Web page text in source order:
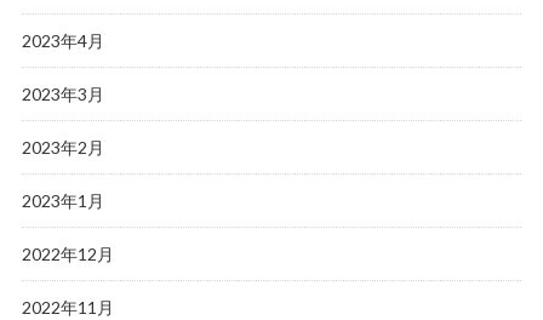
2023年4月
2023年3月
2023年2月
2023年1月
2022年12月
2022年11月